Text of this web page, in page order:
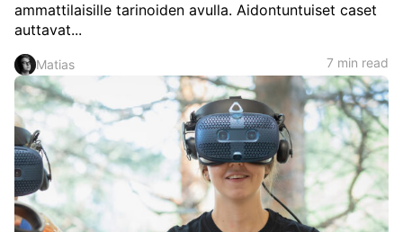
ammattilaisille tarinoiden avulla. Aidontuntuiset caset
auttavat...
Matias 7 min read